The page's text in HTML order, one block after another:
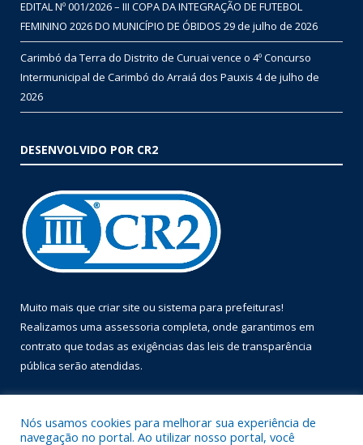
EDITAL Nº 001/2026 – III COPA DA INTEGRAÇÃO DE FUTEBOL
FEMININO 2026 DO MUNICÍPIO DE ÓBIDOS 29 de julho de 2026
Carimbó da Terra do Distrito de Curuai vence o 4º Concurso
Intermunicipal de Carimbó do Arraiá dos Pauxis 4 de julho de
2026
DESENVOLVIDO POR CR2
Muito mais que criar site ou sistema para prefeituras!
Realizamos uma assessoria completa, onde garantimos em
contrato que todas as exigências das leis de transparência
pública serão atendidas.
Nós usamos cookies para melhorar sua experiência de
navegação no portal. Ao utilizar nosso portal, você